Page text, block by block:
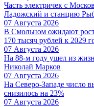
Часть электричек с
Ладожский и станцию
07 Августа 2026
В Смольном ожидают рост
170 тысяч рублей к 2029
07 Августа 2026
На 88-м году ушел из
Николай Марков
07 Августа 2026
На Северо-Западе число
снизилось на 23%
07 Августа 2026